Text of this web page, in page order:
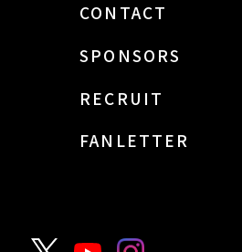
CONTACT
SPONSORS
RECRUIT
FANLETTER